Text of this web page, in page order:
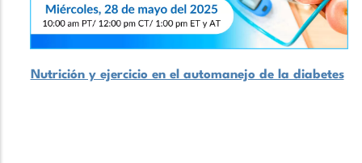
Nutrición y ejercicio en el automanejo de la diabetes